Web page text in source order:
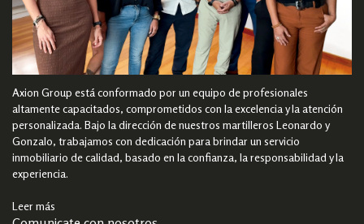
Axion Group está conformado por un equipo de profesionales
altamente capacitados, comprometidos con la excelencia y la atención
personalizada. Bajo la dirección de nuestros martilleros Leonardo y
Gonzalo, trabajamos con dedicación para brindar un servicio
inmobiliario de calidad, basado en la confianza, la responsabilidad y la
experiencia.
Leer más